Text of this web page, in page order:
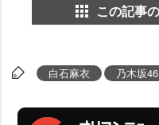
この記事
白石麻衣 乃木坂46